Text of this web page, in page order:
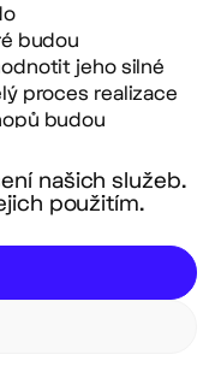
našich služeb.
použitím.
budou
jeho silné
proces realizace
budou
návrhů. Na závěr
řešení,